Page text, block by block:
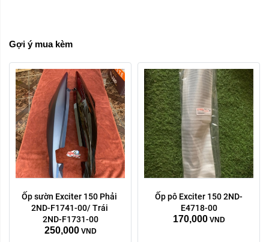
Gợi ý mua kèm
Ốp sườn Exciter 150 Phải
2ND-F1741-00/ Trái
2ND-F1731-00
250,000 VND
Ốp pô Exciter 150 2ND-
E4718-00
170,000 VND